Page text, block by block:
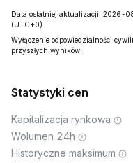
Data ostatniej aktualizacji: 2026-
(UTC+0)
Wyłączenie odpowiedzialności
przyszłych wyników.
Statystyki cen
Kapitalizacja rynkowa
Wolumen 24h
Historyczne maksimum